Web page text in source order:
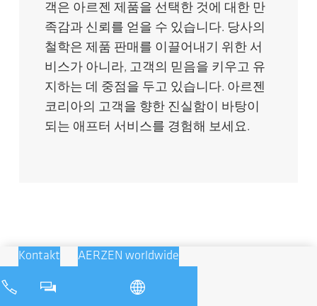
객은 아르젠 제품을 선택한 것에 대한 만
족감과 신뢰를 얻을 수 있습니다. 당사의
철학은 제품 판매를 이끌어내기 위한 서
비스가 아니라, 고객의 믿음을 키우고 유
지하는 데 중점을 두고 있습니다. 아르젠
코리아의 고객을 향한 진실함이 바탕이
되는 애프터 서비스를 경험해 보세요.
Kontakt AERZEN worldwide